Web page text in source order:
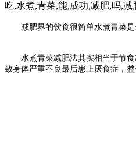
吃,水煮,青菜,能,成功,减肥,吗,减
减肥界的饮食很简单水煮青菜是
水煮青菜减肥法其实相当于节食
致身体严重不良最后患上厌食症，